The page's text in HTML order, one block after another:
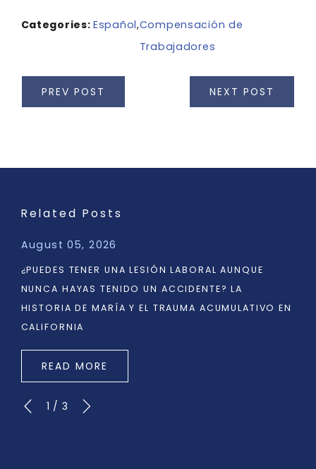
Categories:Español,Compensación de
Trabajadores
PREV POST NEXT POST
Related Posts
August 05, 2026
¿PUEDES TENER UNA LESIÓN LABORAL AUNQUE
NUNCA HAYAS TENIDO UN ACCIDENTE? LA
HISTORIA DE MARÍA Y EL TRAUMA ACUMULATIVO EN
CALIFORNIA
READ MORE
1 / 3